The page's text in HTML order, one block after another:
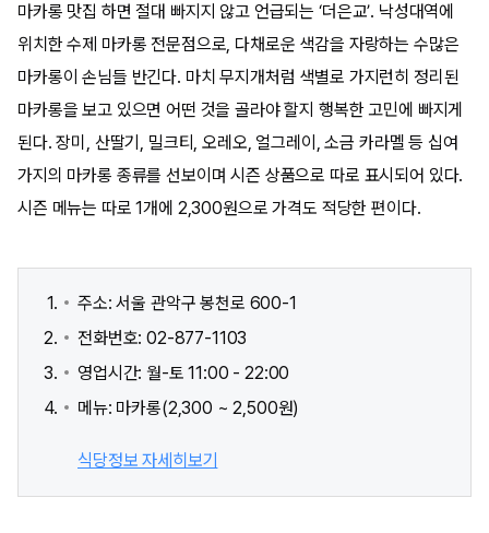
마카롱 맛집 하면 절대 빠지지 않고 언급되는 ‘더은교’. 낙성대역에
위치한 수제 마카롱 전문점으로, 다채로운 색감을 자랑하는 수많은
마카롱이 손님들 반긴다. 마치 무지개처럼 색별로 가지런히 정리된
마카롱을 보고 있으면 어떤 것을 골라야 할지 행복한 고민에 빠지게
된다. 장미, 산딸기, 밀크티, 오레오, 얼그레이, 소금 카라멜 등 십여
가지의 마카롱 종류를 선보이며 시즌 상품으로 따로 표시되어 있다.
시즌 메뉴는 따로 1개에 2,300원으로 가격도 적당한 편이다.
주소: 서울 관악구 봉천로 600-1
전화번호: 02-877-1103
영업시간: 월-토 11:00 - 22:00
메뉴: 마카롱(2,300 ~ 2,500원)
식당정보 자세히보기